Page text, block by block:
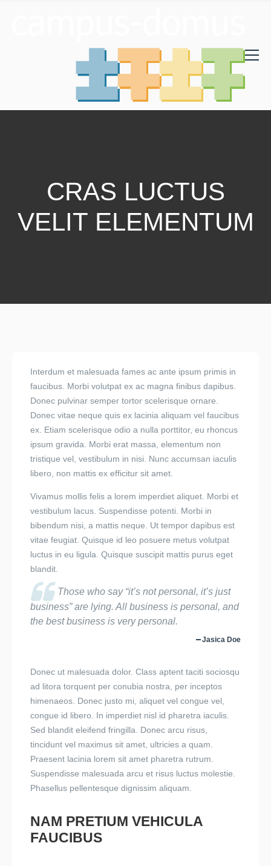
CRAS LUCTUS
VELIT ELEMENTUM
Interdum et malesuada fames ac ante ipsum primis in
faucibus. Morbi volutpat ex ac magna finibus dapibus.
Donec pulvinar semper tortor scelerisque ornare.
Donec vitae neque quis ex lacinia aliquam vel faucibus
ex. Etiam scelerisque odio a nulla porttitor, eu rhoncus
ipsum gravida. Morbi erat massa, elementum non
tristique vel, vestibulum in nisi. Nunc accumsan iaculis
libero, non mattis ex efficitur sit amet.
Vivamus mollis felis a lorem imperdiet aliquet. Morbi et
vestibulum lacus. Suspendisse potenti. Morbi in
bibendum nisi, a mattis neque. Ut tempor dapibus est
vitae feugiat. Quisque id leo posuere metus volutpat
luctus in eu ligula. Quisque suscipit mattis purus eget
blandit.
Those who say “it’s not personal, it’s just
business” are lying. All business is personal, and
the best business is very personal.
Jasica Doe
Donec ut malesuada dolor. Class aptent taciti sociosqu
ad litora torquent per conubia nostra, per inceptos
himenaeos. Donec justo mi, aliquet vel congue vel,
congue id libero. In imperdiet nisl id pharetra iaculis.
Sed blandit eleifend fringilla. Donec arcu risus,
tincidunt vel maximus sit amet, ultricies a quam.
Praesent lacinia lorem sit amet pharetra rutrum.
Suspendisse malesuada arcu et risus luctus molestie.
Phasellus pellentesque dignissim aliquam.
NAM PRETIUM VEHICULA
FAUCIBUS